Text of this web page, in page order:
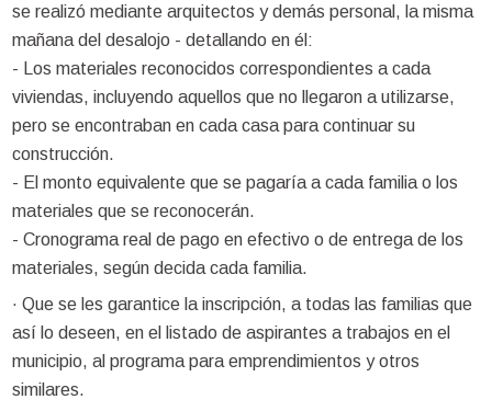
se realizó mediante arquitectos y demás personal, la misma
mañana del desalojo - detallando en él:
- Los materiales reconocidos correspondientes a cada
viviendas, incluyendo aquellos que no llegaron a utilizarse,
pero se encontraban en cada casa para continuar su
construcción.
- El monto equivalente que se pagaría a cada familia o los
materiales que se reconocerán.
- Cronograma real de pago en efectivo o de entrega de los
materiales, según decida cada familia.
· Que se les garantice la inscripción, a todas las familias que
así lo deseen, en el listado de aspirantes a trabajos en el
municipio, al programa para emprendimientos y otros
similares.